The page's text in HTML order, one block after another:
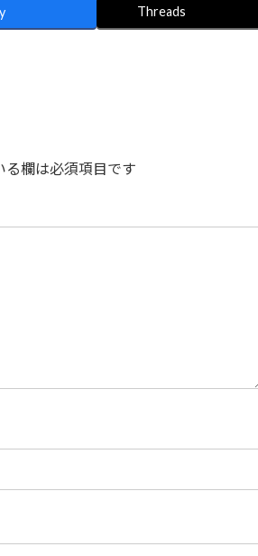
Threads
る欄は必須項目です